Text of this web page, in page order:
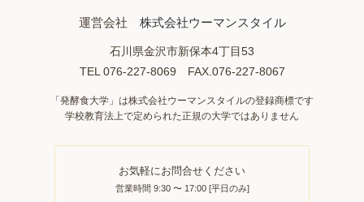
運営会社 株式会社ウーマンスタイル
石川県金沢市新保本4丁目53
TEL 076-227-8069 FAX.076-227-8067
「発酵食大学」は株式会社ウーマンスタイルの登録商標です
学校教育法上で定められた正規の大学ではありません
お気軽にお問合せください
営業時間 9:30 〜 17:00 [平日のみ]